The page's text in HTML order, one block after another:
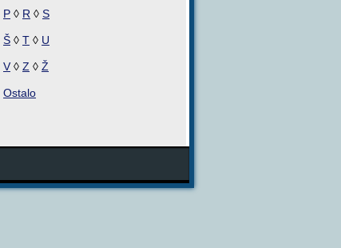
P ◊ R ◊ S
Š ◊ T ◊ U
V ◊ Z ◊ Ž
Ostalo